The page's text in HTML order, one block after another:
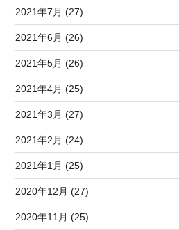
2021年7月 (27)
2021年6月 (26)
2021年5月 (26)
2021年4月 (25)
2021年3月 (27)
2021年2月 (24)
2021年1月 (25)
2020年12月 (27)
2020年11月 (25)